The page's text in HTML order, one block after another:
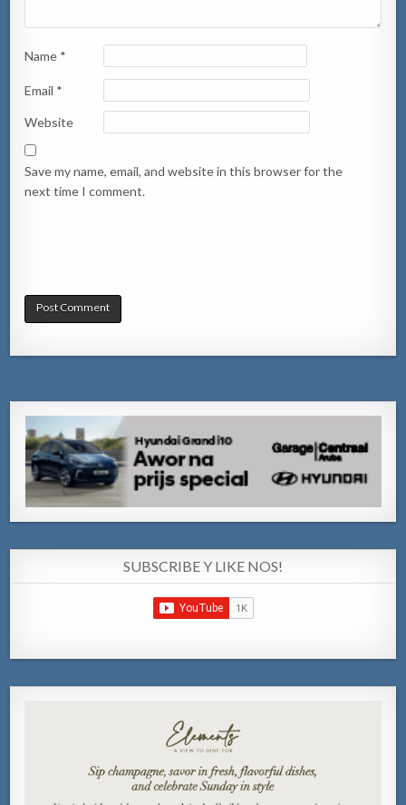
Name *
Email *
Website
Save my name, email, and website in this browser for the
next time I comment.
SUBSCRIBE Y LIKE NOS!